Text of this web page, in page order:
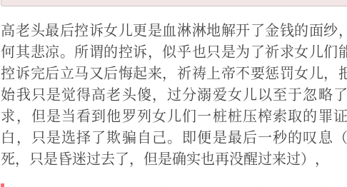
高老头最后控诉女儿更是血淋淋地解开了金钱的面纱
何其悲凉。所谓的控诉，似乎也只是为了祈求女儿们
控诉完后立马又后悔起来，祈祷上帝不要惩罚女儿，
始我只是觉得高老头傻，过分溺爱女儿以至于忽略
求，但是当看到他罗列女儿们一桩桩压榨索取的罪
白，只是选择了欺骗自己。即便是最后一秒的叹息
死，只是昏迷过去了，但是确实也再没醒过来过），